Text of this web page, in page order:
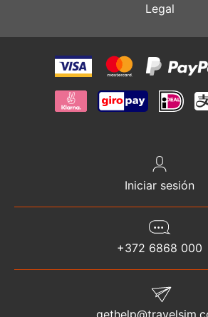
Legal
Iniciar sesión
+372 6868 000